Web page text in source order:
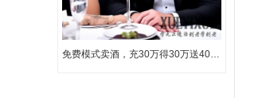
免费模式卖酒，充30万得30万送40万路虎汽气车一辆，1年还包赚50万